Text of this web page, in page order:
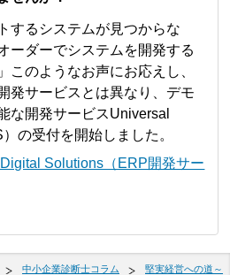
するシステムが見つからな
ーダーでシステムを開発する
このようなお声にお応えし、
発サービスとは異なり、デモ
な開発サービスUniversal
の受付を開始しました。
Solutions（ERP開発サー
中小企業診断士コラム
堅実経営への道～